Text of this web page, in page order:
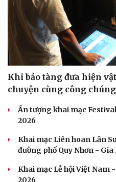
Khi bảo tàng đưa hiện
chuyện cùng công chúng
Ấn tượng khai mạc
2026
Khai mạc Liên hoan Lân
đường phố Quy Nhơn - Gia
Khai mạc Lễ hội Việt Nam
2026